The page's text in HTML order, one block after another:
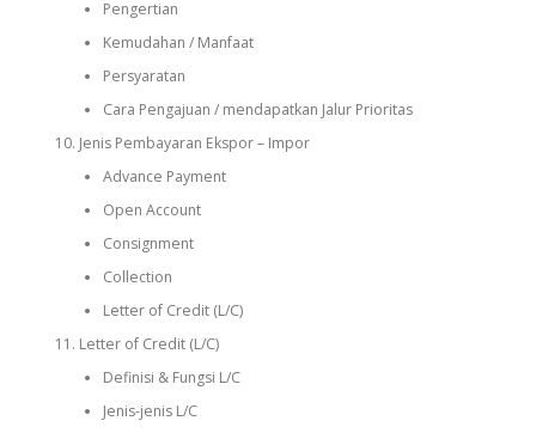
Pengertian
Kemudahan / Manfaat
Persyaratan
Cara Pengajuan / mendapatkan Jalur Prioritas
Jenis Pembayaran Ekspor – Impor
Advance Payment
Open Account
Consignment
Collection
Letter of Credit (L/C)
Letter of Credit (L/C)
Definisi & Fungsi L/C
Jenis-jenis L/C